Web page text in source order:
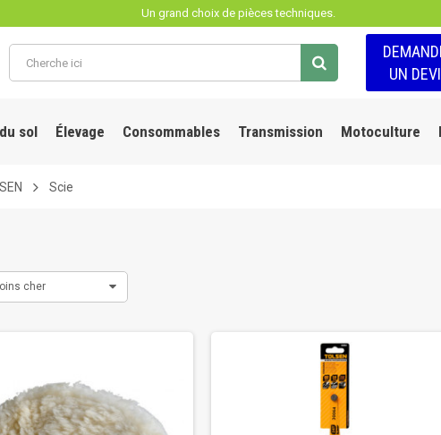
Un grand choix de pièces techniques.
UN
sol Élevage Consommables Transmission Motoculture
Scie
cher